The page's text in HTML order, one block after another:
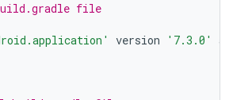
file
version '7.3.0'